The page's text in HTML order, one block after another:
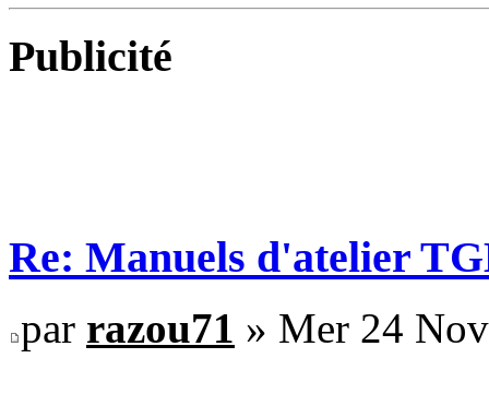
Publicité
Re: Manuels d'atelier
par razou71 » Mer 24